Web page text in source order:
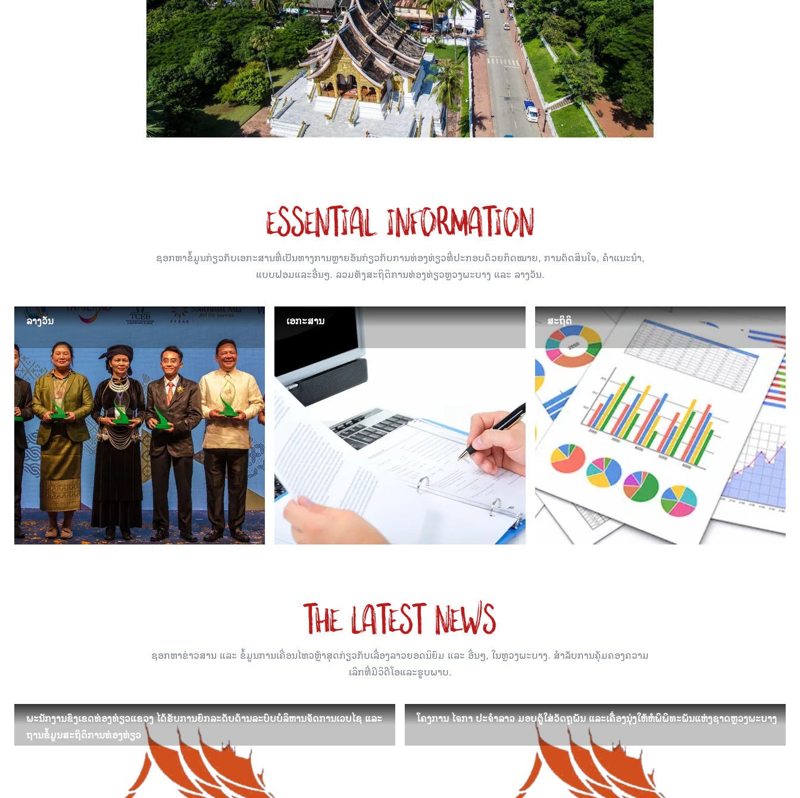
ESSENTIAL INFORMATION
ຊອກຫາຂໍ້ມູນກ່ຽວກັບເອກະສານທີ່ເປັນທາງການຫຼາຍອັນກ່ຽວກັບການທ່ອງທ່ຽວທີ່ປະກອບດ້ວຍກົດຫມາຍ, ການຕັດສິນໃຈ, ຄໍາແນະນໍາ,
ແບບຟອມແລະອື່ນໆ. ລວມທັງສະຖິຕິການທ່ອງທ່ຽວຫຼວງພະບາງ ແລະ ລາງວັນ.
ລາງວັນ
ລາງວັນ
ຫຼວງພະບາງໄດ້ຮັບລາງວັນການທ່ອງທ່ຽວສາກົນຫຼາຍລາຍການຈາກອົງການ
UNESCO, ເວທີປາໄສການທ່ອງທ່ຽວອາຊຽນ ແລະ ອື່ນໆ, ຊອກຫາລາຍ
ລະອຽດເພີ່ມເຕີມ...
ເອກະສານ
ເອກະສານ
ເອກະສານ​ທາງ​ການ​ຫຼາຍ​ສະບັບ​ກ່ຽວ​ກັບ​ການ​ທ່ອງ​ທ່ຽວ​ທີ່​ປະ​ກອບ​ດ້ວຍ​
ກົດໝາຍ, ການ​ຕັດສິນ, ທິດ​ທາງ, ​ແບບ​ຟອມ ​ແລະ ອື່ນໆ, ຊອກ​ຫາ​ລາຍ​ລະ​
ສະຖິຕິ
ສະຖິຕິ
ສະຖິຕິທາງການຂອງການທ່ອງທ່ຽວຫຼວງພະບາງ ເຊິ່ງລວມເອົາສະຖານທີ່
ທ່ອງທ່ຽວ ແລະ ນັກທ່ອງທ່ຽວ, ຊອກຫາລາຍລະອຽດເພີ່ມເຕີມ...
THE LATEST NEWS
ຊອກຫາຂ່າວສານ ແລະ ຂໍ້ມູນການເຄື່ອນໄຫວຫຼ້າສຸດກ່ຽວກັບເລື່ອງລາວຍອດນິຍົມ ແລະ ອື່ນໆ, ໃນຫຼວງພະບາງ. ສໍາລັບການຄຸ້ມຄອງຄວາມ
ເລິກທີ່ມີວິດີໂອແລະຮູບພາບ.
ພະນັກງານຂົງເຂດທ່ອງທ່ຽວແຂວງ ໄດ້ຮັບການຍົກລະດັບດ້ານລະບົບບໍລິຫານຈັດການເວບໄຊ ແລະ
ຖານຂໍ້ມູນສະຖິຕິການທ່ອງທ່ຽວ
ພະນັກງານຂົງເຂດທ່ອງທ່ຽວແຂວງ ໄດ້ຮັບການຍົກລະດັບດ້ານລະບົບບໍລິຫານຈັດການເວບໄຊ ແລະ
ຖານຂໍ້ມູນສະຖິຕິການທ່ອງທ່ຽວ
ວັນທີ່ 23 ມິຖຸນາ 2022 ນີ້, ພະນັກງານພາຍໃນຂົງເຂດທ່ອງທ່ຽວ ພະແນກຖະແຫຼງຂ່າວ ວັດທະນະທຳ ແລະ
ທ່ອງທ່ຽວແຂວງ ໄດ້ຮັບການຍົກລະດັບດ້ານລະບົບບໍລິຫານຈັດການເວບໄຊ ແລະຖານຂ...
ໂຄງການ ໄຈກາ ປະຈຳລາວ ມອບຕູ້ໃສ່ວັດຖຸພັນ ແລະເຄື່ອງນຸ່ງໃຫ້ຫໍພິພິທະພັນແຫ່ງຊາດຫຼວງພະບາງ
ໂຄງການ ໄຈກາ ປະຈຳລາວ ມອບຕູ້ໃສ່ວັດຖຸພັນ ແລະເຄື່ອງນຸ່ງໃຫ້ຫໍພິພິທະພັນແຫ່ງຊາດຫຼວງພະບາງ
ໃນວັນທີ 17 ມັງກອນ 2022 ນີ້ ໂຄງການ ໄຈກາ ປະຈຳລາວ ໄດ້ມອບມອບຕູ້ໃສ່ເຄື່ອງວັດຖຸພັນ ແລະຕູ້ເສື້ອຜ້າໃຫ້ຫໍ
ພິພິທະພັນແຫ່ງຊາດຫຼວງພະບາງ ໂດຍການໃຫ້ກຽດມອບຂອງທ່ານ Masaz...